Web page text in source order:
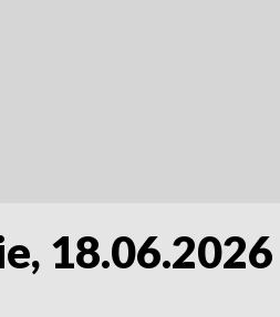
18.06.2026